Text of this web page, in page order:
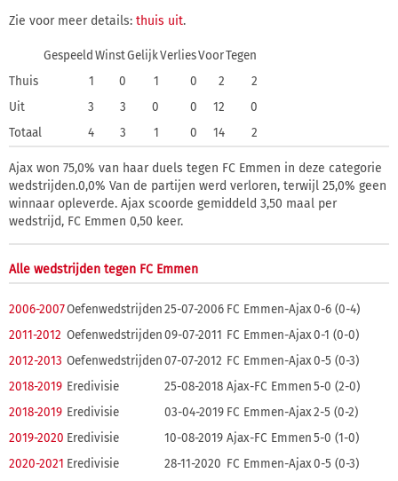
Zie voor meer details: thuis uit.
Gespeeld WinstGelijkVerliesVoorTegen
Thuis
1 0 1 0 2
2
Uit
3 3 0 0 12
0
Totaal
4 3 1 0 14 2
Ajax won 75,0% van haar duels tegen FC Emmen in deze categorie
wedstrijden.0,0% Van de partijen werd verloren, terwijl 25,0% geen
winnaar opleverde. Ajax scoorde gemiddeld 3,50 maal per
wedstrijd, FC Emmen 0,50 keer.
Alle wedstrijden tegen FC Emmen
2006-2007Oefenwedstrijden25-07-2006 FC Emmen-Ajax0-6 (0-4)
2011-2012 Oefenwedstrijden09-07-2011 FC Emmen-Ajax0-1 (0-0)
2012-2013 Oefenwedstrijden07-07-2012 FC Emmen-Ajax0-5 (0-3)
2018-2019 Eredivisie 25-08-2018 Ajax-FC Emmen5-0 (2-0)
2018-2019 Eredivisie 03-04-2019 FC Emmen-Ajax2-5 (0-2)
2019-2020 Eredivisie 10-08-2019 Ajax-FC Emmen5-0 (1-0)
2020-2021 Eredivisie 28-11-2020 FC Emmen-Ajax0-5 (0-3)